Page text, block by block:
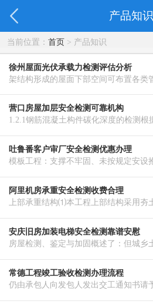
产品知识
当前位置： 首页> 产品知识
徐州屋面光伏承载力检测评估分析
营口房屋加层安全检测可靠机构
吐鲁番客户审厂安全检测优惠办理
阿里机房承重安全检测收费合理
安庆旧房加装电梯安全检测靠谱安慰
常德工程竣工验收检测办理流程